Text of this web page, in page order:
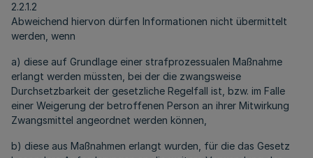
2.2.1.2
Abweichend hiervon dürfen Informationen nicht übermittelt
werden, wenn
a) diese auf Grundlage einer strafprozessualen Maßnahme
erlangt werden müssten, bei der die zwangsweise
Durchsetzbarkeit der gesetzliche Regelfall ist, bzw. im Falle
einer Weigerung der betroffenen Person an ihrer Mitwirkung
Zwangsmittel angeordnet werden können,
b) diese aus Maßnahmen erlangt wurden, für die das Gesetz